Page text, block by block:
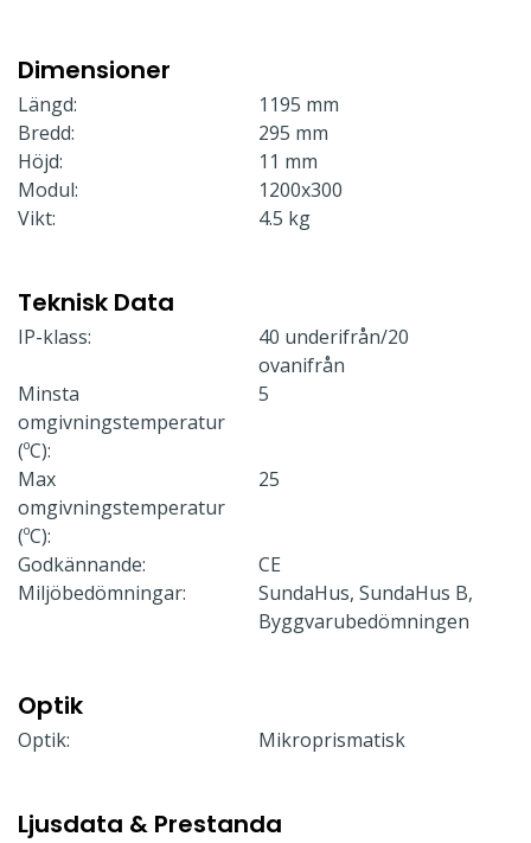
Dimensioner
Längd:
1195 mm
Bredd:
295 mm
Höjd:
11 mm
Modul:
1200x300
Vikt:
4.5 kg
Teknisk Data
IP-klass:
40 underifrån/20
ovanifrån
Minsta
omgivningstemperatur
(ºC):
5
Max
omgivningstemperatur
(ºC):
25
Godkännande:
CE
Miljöbedömningar:
SundaHus, SundaHus B,
Byggvarubedömningen
Optik
Optik: Mikroprismatisk
Ljusdata & Prestanda